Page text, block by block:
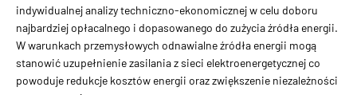
indywidualnej analizy techniczno-ekonomicznej w celu doboru
najbardziej opłacalnego i dopasowanego do zużycia źródła energii.
W warunkach przemysłowych odnawialne źródła energii mogą
stanowić uzupełnienie zasilania z sieci elektroenergetycznej co
powoduje redukcje kosztów energii oraz zwiększenie niezależności